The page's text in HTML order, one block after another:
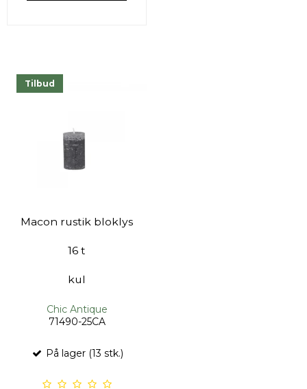
Tilbud
Macon rustik bloklys
16 t
kul
Chic Antique
71490-25CA
På lager (13 stk.)